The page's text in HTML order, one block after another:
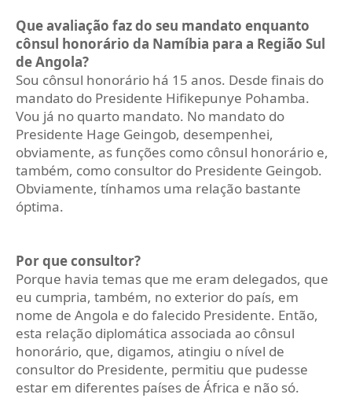
Que avaliação faz do seu mandato enquanto
cônsul honorário da Namíbia para a Região Sul
de Angola?
Sou cônsul honorário há 15 anos. Desde finais do
mandato do Presidente Hifikepunye Pohamba.
Vou já no quarto mandato. No mandato do
Presidente Hage Geingob, desempenhei,
obviamente, as funções como cônsul honorário e,
também, como consultor do Presidente Geingob.
Obviamente, tínhamos uma relação bastante
óptima.
Por que consultor?
Porque havia temas que me eram delegados, que
eu cumpria, também, no exterior do país, em
nome de Angola e do falecido Presidente. Então,
esta relação diplomática associada ao cônsul
honorário, que, digamos, atingiu o nível de
consultor do Presidente, permitiu que pudesse
estar em diferentes países de África e não só.